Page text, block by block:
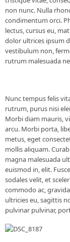
non nunc. Nulla
condimentum orci.
lectus, cursus eu,
dolor ultrices ipsum
vestibulum non,
rutrum malesuada
Nunc tempus felis
rutrum, purus nisi
Morbi diam mauris,
arcu. Morbi porta,
metus, eget
mollis aliquam.
magna malesuada
euismod in, elit.
sodales velit, et
commodo ac,
ultricies eu, sagittis
pulvinar pulvinar,